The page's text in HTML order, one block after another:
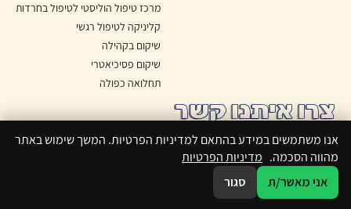
מרכז טיפול הוליסטי לטיפול בחרדות
קליניקה לטיפול רגשי
שיקום בקהילה
שיקום פסיכיאטרי
תחלואה כפולה
צרו איתנו קשר
היסמין 8, הרצליה פיתוח
Whatsapp
hamotalcaro@gmail.com
050-2230860
אנו משתמשים במידע בהתאם למדיניות הפרטיות. המשך שימוש באתר
מהווה הסכמה. מדיניות הפרטיות
אני מאשר/ת
סגור